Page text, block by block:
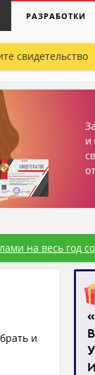
РАЗРАБОТКИ
свидетельство
на весь год
и